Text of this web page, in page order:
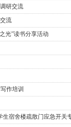
研交流
流
光”读书分享活动
作培训
宿舍楼疏散门应急开关